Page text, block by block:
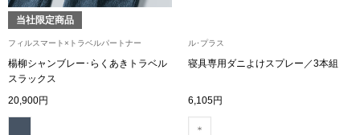
集
タログ
バッグ
当社限定商品
フィルスマート×トラベルパートナー
楊柳シャンブレー･らくあきトラベル
スラックス
20,900円
ル･プラス
寝具専用ダニよけスプレー／3本組
6,105円